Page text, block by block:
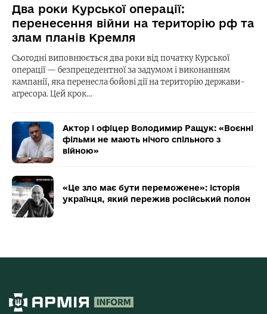
Два роки Курської операції:
перенесення війни на територію рф та
злам планів Кремля
Сьогодні виповнюється два роки від початку Курської
операції — безпрецедентної за задумом і виконанням
кампанії, яка перенесла бойові дії на територію держави-
агресора. Цей крок…
Актор і офіцер Володимир Ращук: «Воєнні
фільми не мають нічого спільного з
війною»
«Це зло має бути переможене»: історія
українця, який пережив російський полон